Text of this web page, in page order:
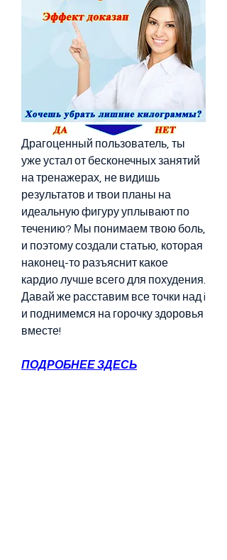
Драгоценный пользователь, ты
уже устал от бесконечных занятий
на тренажерах, не видишь
результатов и твои планы на
идеальную фигуру уплывают по
течению? Мы понимаем твою боль,
и поэтому создали статью, которая
наконец-то разъяснит какое
кардио лучше всего для похудения.
Давай же расставим все точки над i
и поднимемся на горочку здоровья
вместе!
ПОДРОБНЕЕ ЗДЕСЬ